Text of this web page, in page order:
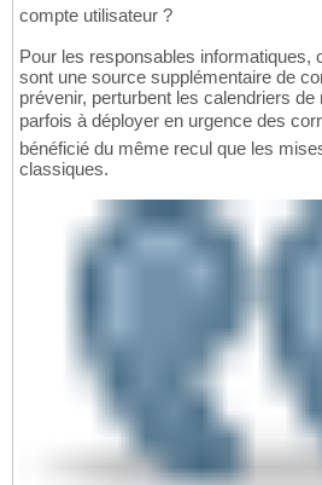
compte utilisateur ?
Pour les responsables
sont une source supplémentaire de
prévenir, perturbent les calendriers
parfois à déployer en urgence des
bénéficié du même recul que les
classiques.